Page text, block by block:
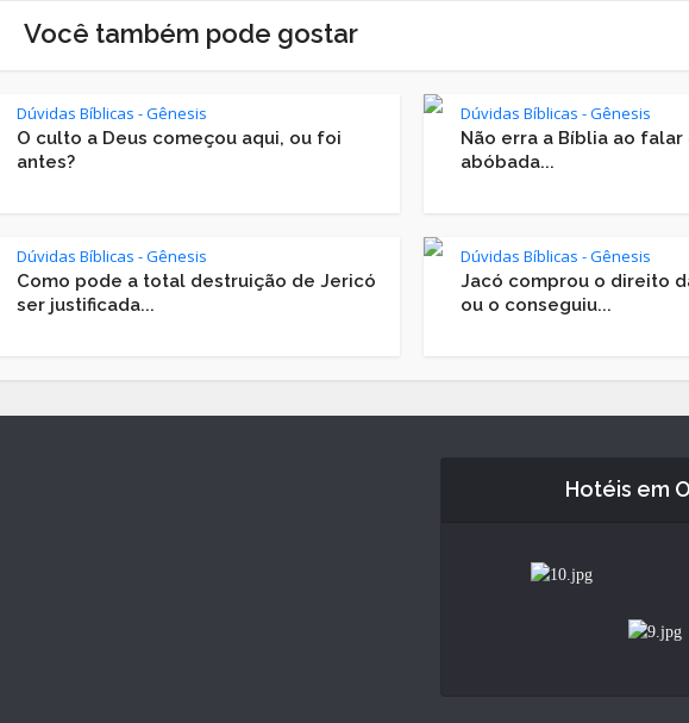
Você também pode gostar
Dúvidas Bíblicas - Gênesis
O culto a Deus começou aqui, ou foi
antes?
Dúvidas Bíblicas - Gênesis
Não erra a Bíblia ao
abóbada...
Dúvidas Bíblicas - Gênesis
Como pode a total destruição de Jericó
ser justificada...
Dúvidas Bíblicas - Gênesis
Jacó comprou o direito
ou o conseguiu...
Hotéis em